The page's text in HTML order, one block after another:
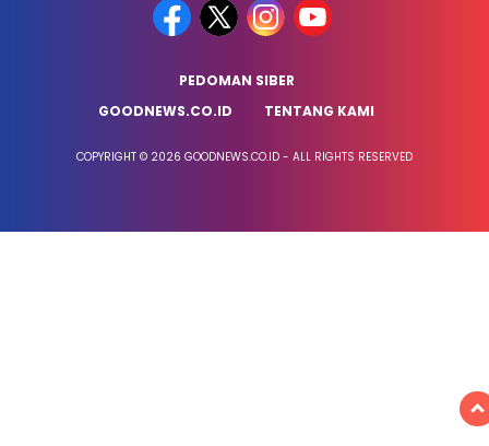
PEDOMAN SIBER
GOODNEWS.CO.ID
TENTANG KAMI
COPYRIGHT © 2026 GOODNEWS.CO.ID - ALL RIGHTS RESERVED